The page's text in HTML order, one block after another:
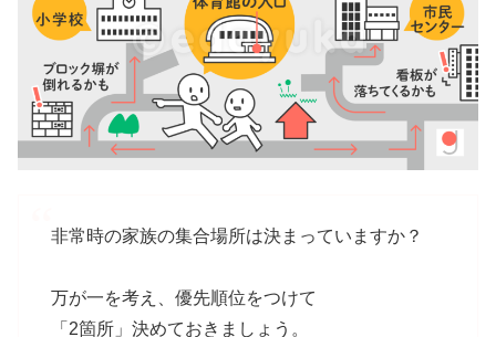
非常時の家族の集合場所は決まっていますか？
万が一を考え、優先順位をつけて
「2箇所」決めておきましょう。